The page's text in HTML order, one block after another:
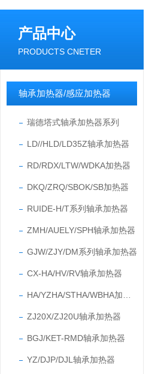
产品中心
PRODUCTS CNETER
轴承加热器/感应加热器
瑞德塔式轴承加热器系列
LD//HLD/LD35Z轴承加热器
RD/RDX/LTW/WDKA加热器
DKQ/ZRQ/SBOK/SB加热器
RUIDE-H/T系列轴承加热器
ZMH/AUELY/SPH轴承加热器
GJW/ZJY/DM系列轴承加热器
CX-HA/HV/RV轴承加热器
ZJ20X/ZJ20U轴承加热器
BGJ/KET-RMD轴承加热器
YZ/DJP/DJL轴承加热器